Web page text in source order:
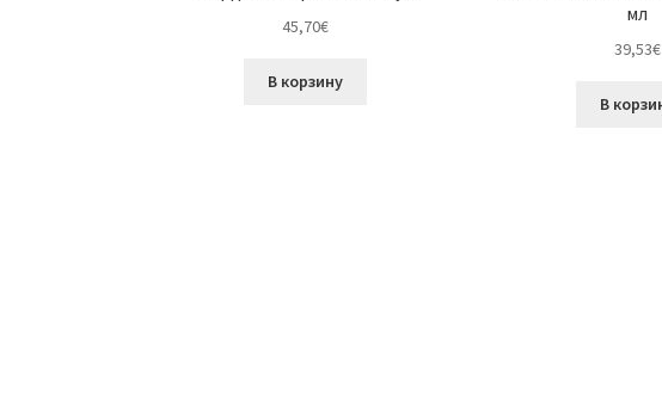
45,70€
В корзину
мл
39,53€
В